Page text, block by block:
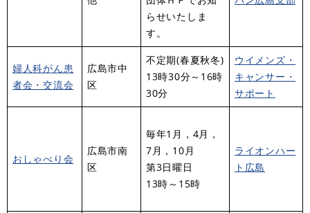
らせいたしま
す。
婦人科がん患
者会・交流会
広島市中
区
不定期(春夏秋冬)
13時30分～16時
30分
ウイメンズ・
キャンサー・
サポート
おしゃべり会
広島市南
区
毎年1月，4月，
7月，10月
第3日曜日
13時～15時
ライオンハー
ト広島